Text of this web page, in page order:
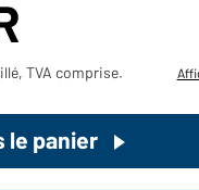
produits pour votre
Chemin d'accès au
clients finaux
TVA comprise.
le panier